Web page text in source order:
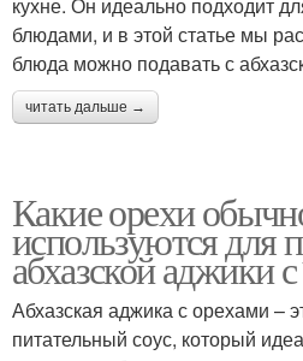
блюдами, и в этой статье мы
блюда можно подавать с
читать дальше →
Какие орехи
используются для
абхазской аджики
Абхазская аджика с орехами –
питательный соус, который